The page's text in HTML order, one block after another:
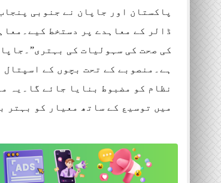
ڈالر کے معاہدے پر دستخط
ہے۔منصوبے کے تحت بچوں کے
نظام کو مضبوط بنایا جائے گا۔یہ
میں توسیع کے ساتھ معیار کو بہتر